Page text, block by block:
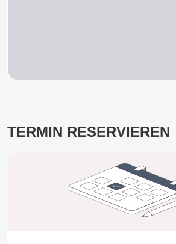
TERMIN RESERVIEREN